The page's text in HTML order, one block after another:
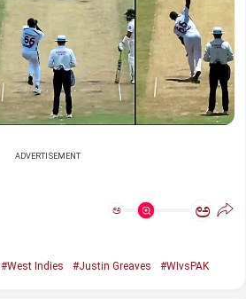
ADVERTISEMENT
ಅ ಅ
#West Indies #Justin Greaves #WIvsPAK